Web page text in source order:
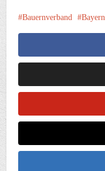
Bauernverband Bayern